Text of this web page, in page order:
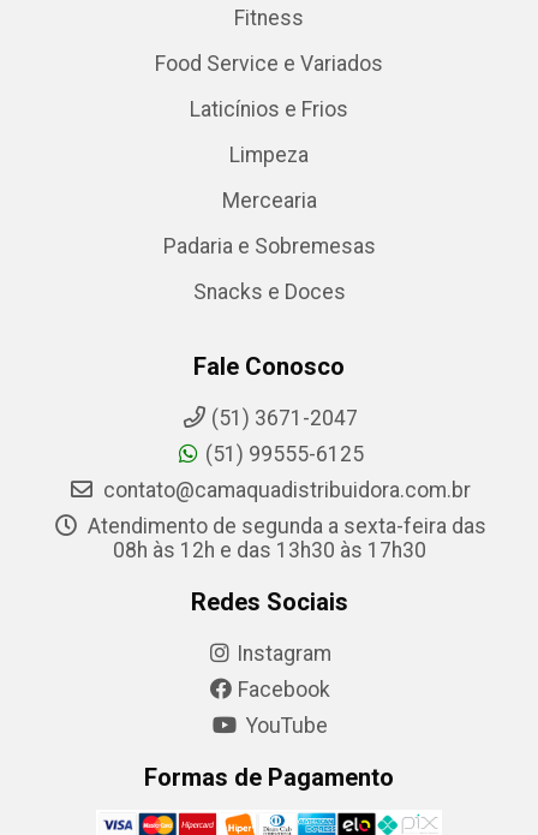
Fitness
Food Service e Variados
Laticínios e Frios
Limpeza
Mercearia
Padaria e Sobremesas
Snacks e Doces
Fale Conosco
(51) 3671-2047
(51) 99555-6125
contato@camaquadistribuidora.com.br
Atendimento de segunda a sexta-feira das
08h às 12h e das 13h30 às 17h30
Redes Sociais
Instagram
Facebook
YouTube
Formas de Pagamento